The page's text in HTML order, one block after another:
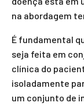
na abordagem
É fundamental
seja feita em
clínica do
isoladamente
um conjunto de